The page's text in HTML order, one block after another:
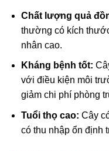
Chất lượng quả
thường có kích
nhân cao.
Kháng bệnh tốt:
với điều kiện môi
giảm chi phí phòng
Tuổi thọ cao: Cây
có thu nhập ổn định